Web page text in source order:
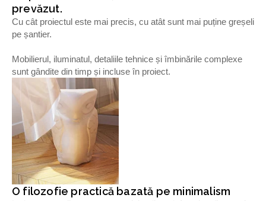
prevăzut.
Cu cât proiectul este mai precis, cu atât sunt mai puține greșeli
pe șantier.
Mobilierul, iluminatul, detaliile tehnice și îmbinările complexe
sunt gândite din timp și incluse în proiect.
O filozofie practică bazată pe minimalism